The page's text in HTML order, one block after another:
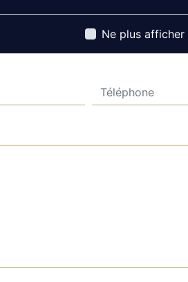
Ne plus afficher